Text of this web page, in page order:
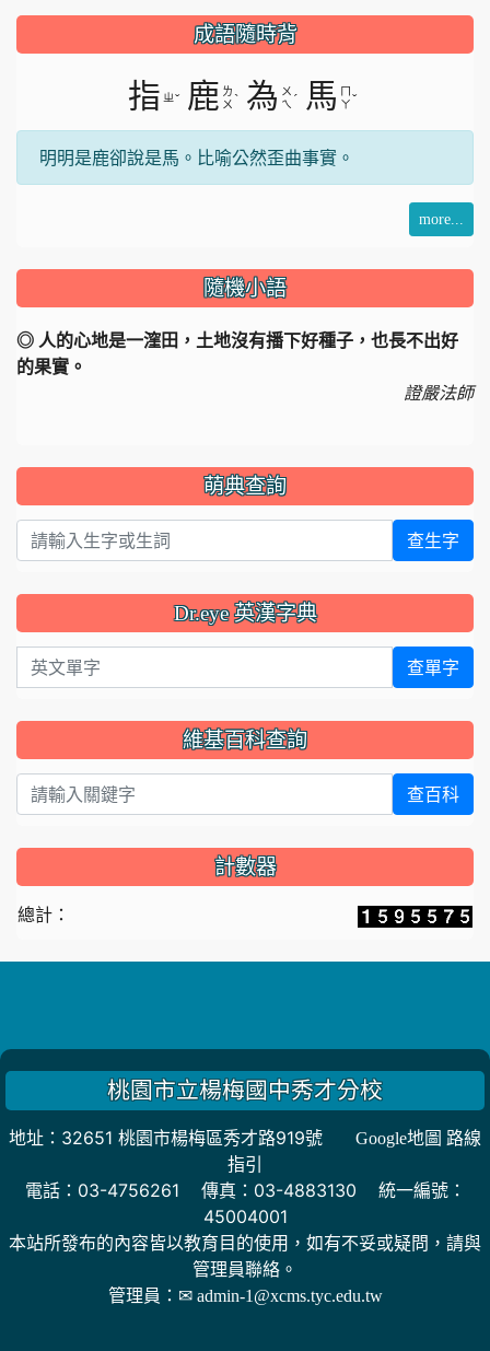
片
成語隨時背
指 ㄓˇ 鹿 ㄌ
ㄨ ˋ 為 ㄨ
ㄟ ˊ 馬 ㄇ
ㄚˇ
明明是鹿卻說是馬。比喻公然歪曲事實。
more...
隨機小語
◎ 人的心地是一漥田，土地沒有播下好種子，也長不出好
的果實。
證嚴法師
萌典查詢
查生字
Dr.eye 英漢字典
英文單字 查單字
維基百科查詢
查百科
計數器
總計：
桃園市立楊梅國中秀才分校
地址：32651 桃園市楊梅區秀才路919號
Google地圖 路線
指引
電話：03-4756261 傳真：03-4883130 統一編號：
45004001
本站所發布的內容皆以教育目的使用，如有不妥或疑問，請與
管理員聯絡。
管理員： ✉ admin-1@xcms.tyc.edu.tw